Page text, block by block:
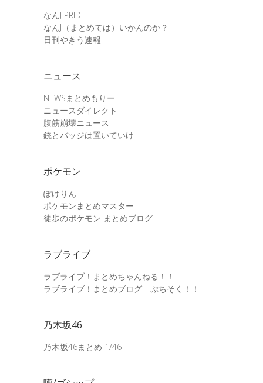
なんJ PRIDE
なんJ（まとめては）いかんのか？
日刊やきう速報
ニュース
NEWSまとめもりー
ニュースダイレクト
腹筋崩壊ニュース
銃とバッジは置いていけ
ポケモン
ぽけりん
ポケモンまとめマスター
徒歩のポケモン まとめブログ
ラブライブ
ラブライブ！まとめちゃんねる！！
ラブライブ！まとめブログ ぷちそく！！
乃木坂46
乃木坂46まとめ 1/46